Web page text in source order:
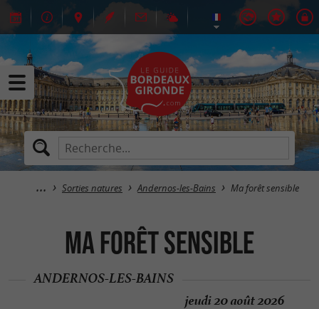
Sorties natures Andernos-les-Bains Ma forêt sensible
Ma forêt sensible
ANDERNOS-LES-BAINS
jeudi 20 août 2026